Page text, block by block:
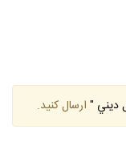
ديني " ارسال كنيد.